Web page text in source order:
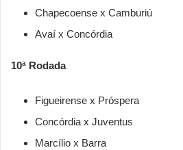
Chapecoense x Camburiú
Avaí x Concórdia
10ª Rodada
Figueirense x Próspera
Concórdia x Juventus
Marcílio x Barra